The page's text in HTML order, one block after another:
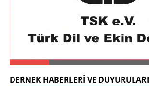
DERNEK HABERLERİ VE DUYURULARI